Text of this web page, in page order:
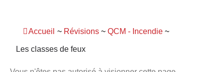
Accueil ~ Révisions ~ QCM - Incendie ~
Les classes de feux